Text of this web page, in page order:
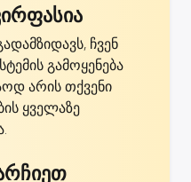
ჩვენ
გამოყენება
არის თქვენი
ყველაზე